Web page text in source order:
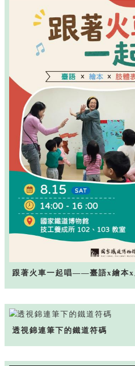
跟著火車一起唱——臺語x繪本x
透視錦連筆下的鐵道符碼